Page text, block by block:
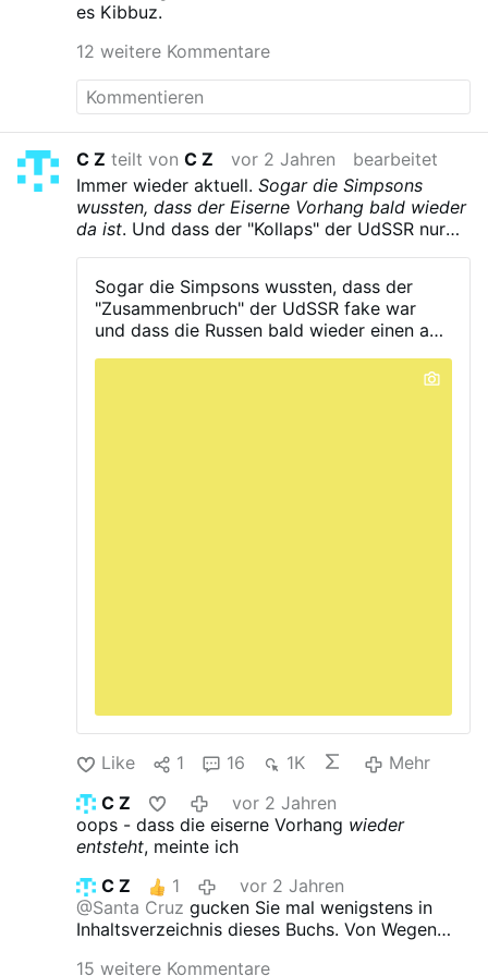
es Kibbuz.
12 weitere Kommentare
C Z teilt vonC Z vor 2 Jahren
bearbeitet
Immer wieder aktuell. Sogar die Simpsons
wussten, dass der Eiserne Vorhang bald wieder
da ist. Und dass der "Kollaps" der UdSSR nur
Sogar die Simpsons wussten, dass der
"Zusammenbruch" der UdSSR fake war
und dass die Russen bald wieder einen auf
Like 1 16 1K
Mehr
C Z
vor 2 Jahren
oops - dass die eiserne Vorhang wieder
entsteht, meinte ich
C Z
1
vor 2 Jahren
@Santa Cruz gucken Sie mal wenigstens in
Inhaltsverzeichnis dieses Buchs. Von Wegen
15 weitere Kommentare